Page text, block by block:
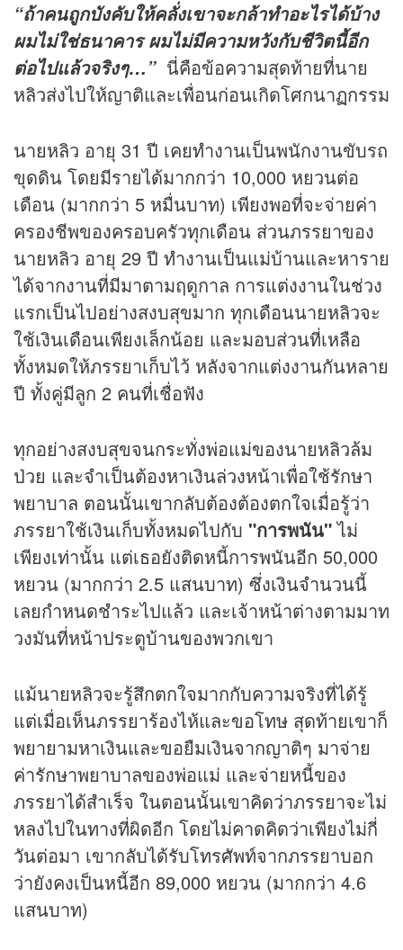
“ถ้าคนถูกบังคับให้คลั่งเขาจะกล้าทำอะไรได้บ้าง
ผมไม่ใช่ธนาคาร ผมไม่มีความหวังกับชีวิตนี้อีก
ต่อไปแล้วจริงๆ…” นี่คือข้อความสุดท้ายที่นาย
หลิวส่งไปให้ญาติและเพื่อนก่อนเกิดโศกนาฏกรรม
นายหลิว อายุ 31 ปี เคยทำงานเป็นพนักงานขับรถ
ขุดดิน โดยมีรายได้มากกว่า 10,000 หยวนต่อ
เดือน (มากกว่า 5 หมื่นบาท) เพียงพอที่จะจ่ายค่า
ครองชีพของครอบครัวทุกเดือน ส่วนภรรยาของ
นายหลิว อายุ 29 ปี ทำงานเป็นแม่บ้านและหาราย
ได้จากงานที่มีมาตามฤดูกาล การแต่งงานในช่วง
แรกเป็นไปอย่างสงบสุขมาก ทุกเดือนนายหลิวจะ
ใช้เงินเดือนเพียงเล็กน้อย และมอบส่วนที่เหลือ
ทั้งหมดให้ภรรยาเก็บไว้ หลังจากแต่งงานกันหลาย
ปี ทั้งคู่มีลูก 2 คนที่เชื่อฟัง
ทุกอย่างสงบสุขจนกระทั่งพ่อแม่ของนายหลิวล้ม
ป่วย และจำเป็นต้องหาเงินล่วงหน้าเพื่อใช้รักษา
พยาบาล ตอนนั้นเขากลับต้องต้องตกใจเมื่อรู้ว่า
ภรรยาใช้เงินเก็บทั้งหมดไปกับ "การพนัน"ไม่
เพียงเท่านั้น แต่เธอยังติดหนี้การพนันอีก 50,000
หยวน (มากกว่า 2.5 แสนบาท) ซึ่งเงินจำนวนนี้
เลยกำหนดชำระไปแล้ว และเจ้าหน้าต่างตามมาท
วงมันที่หน้าประตูบ้านของพวกเขา
แม้นายหลิวจะรู้สึกตกใจมากกับความจริงที่ได้รู้
แต่เมื่อเห็นภรรยาร้องไห้และขอโทษ สุดท้ายเขาก็
พยายามหาเงินและขอยืมเงินจากญาติๆ มาจ่าย
ค่ารักษาพยาบาลของพ่อแม่ และจ่ายหนี้ของ
ภรรยาได้สำเร็จ ในตอนนั้นเขาคิดว่าภรรยาจะไม่
หลงไปในทางที่ผิดอีก โดยไม่คาดคิดว่าเพียงไม่กี่
วันต่อมา เขากลับได้รับโทรศัพท์จากภรรยาบอก
ว่ายังคงเป็นหนี้อีก 89,000 หยวน (มากกว่า 4.6
แสนบาท)